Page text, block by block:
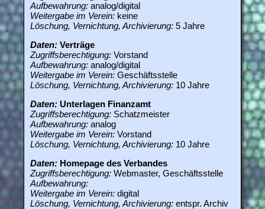
Aufbewahrung: analog/digital
Weitergabe im Verein: keine
Löschung, Vernichtung, Archivierung: 5 Jahre
Daten: Verträge
Zugriffsberechtigung: Vorstand
Aufbewahrung: analog/digital
Weitergabe im Verein: Geschäftsstelle
Löschung, Vernichtung, Archivierung: 10 Jahre
Daten: Unterlagen Finanzamt
Zugriffsberechtigung: Schatzmeister
Aufbewahrung: analog
Weitergabe im Verein: Vorstand
Löschung, Vernichtung, Archivierung: 10 Jahre
Daten: Homepage des Verbandes
Zugriffsberechtigung: Webmaster, Geschäftsstelle
Aufbewahrung:
Weitergabe im Verein: digital
Löschung, Vernichtung, Archivierung: entspr. Archiv